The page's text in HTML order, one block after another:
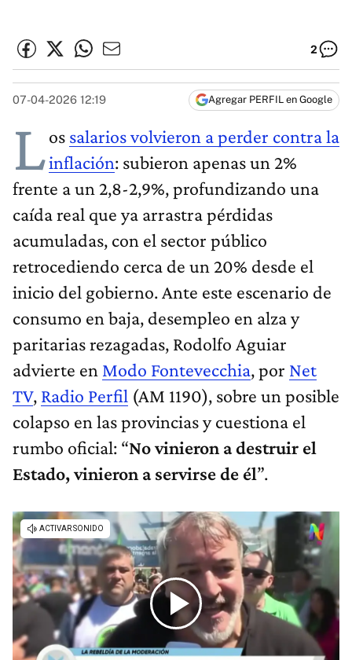
2
07-04-2026 12:19 Agregar PERFIL en Google
Los salarios volvieron a perder contra la
inflación: subieron apenas un 2%
frente a un 2,8-2,9%, profundizando una
caída real que ya arrastra pérdidas
acumuladas, con el sector público
retrocediendo cerca de un 20% desde el
inicio del gobierno. Ante este escenario de
consumo en baja, desempleo en alza y
paritarias rezagadas, Rodolfo Aguiar
advierte en Modo Fontevecchia, por Net
TV, Radio Perfil (AM 1190), sobre un posible
colapso en las provincias y cuestiona el
rumbo oficial: “No vinieron a destruir el
Estado, vinieron a servirse de él”.